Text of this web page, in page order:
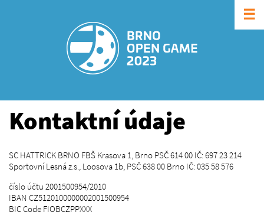
☰
Kontaktní údaje
SC HATTRICK BRNO FBŠ Krasova 1, Brno PSČ 614 00 IČ: 697 23 214
Sportovní Lesná z.s., Loosova 1b, PSČ 638 00 Brno IČ: 035 58 576
číslo účtu 2001500954/2010
IBAN CZ5120100000002001500954
BIC Code FIOBCZPPXXX